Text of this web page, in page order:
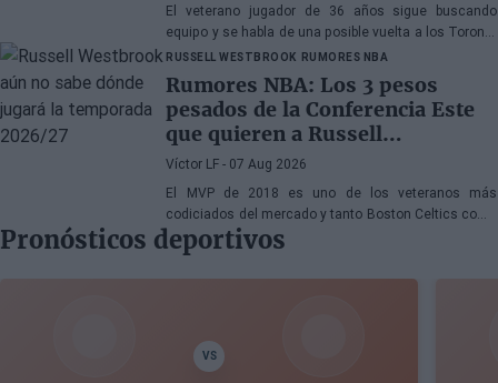
El veterano jugador de 36 años sigue buscando
equipo y se habla de una posible vuelta a los Toronto
Raptors o San Antonio Spurs, mientras Denver
RUSSELL WESTBROOK RUMORES NBA
Rumores NBA: Los 3 pesos
pesados de la Conferencia Este
que quieren a Russell
Westbrook
Víctor LF - 07 Aug 2026
El MVP de 2018 es uno de los veteranos más
codiciados del mercado y tanto Boston Celtics como
Cleveland Cavaliers y Detroit Pistons estarían
interesados en hacerse con sus servicios
Pronósticos deportivos
VS